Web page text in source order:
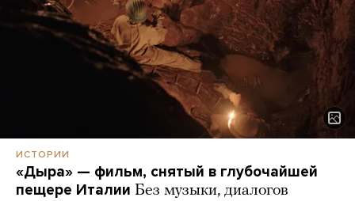
ИСТОРИИ
«Дыра» — фильм, снятый в глубочайшей
пещере Италии Без музыки, диалогов